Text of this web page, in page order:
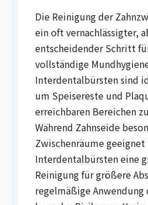
Die Reinigung der
ein oft vernachlässigter,
entscheidender Schritt
vollständige
Interdentalbürsten sind
um Speisereste und
erreichbaren Bereichen
Während Zahnseide
Zwischenräume
Interdentalbürsten eine
Reinigung für größere
regelmäßige